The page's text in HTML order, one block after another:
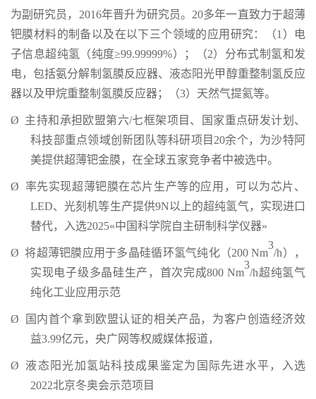
为副研究员，2016年晋升为研究员。20多年一直致力于超薄
钯膜材料的制备以及在以下三个领域的应用研究：（1）电
子信息超纯氢（纯度≥99.99999%）；（2）分布式制氢和发
电，包括氨分解制氢膜反应器、液态阳光甲醇重整制氢反应
器以及甲烷重整制氢膜反应器；（3）天然气提氦等。
Ø 主持和承担欧盟第六/七框架项目、国家重点研发计划、
科技部重点领域创新团队等科研项目20余个，为沙特阿
美提供超薄钯金膜，在全球五家竞争者中被选中。
Ø 率先实现超薄钯膜在芯片生产等的应用，可以为芯片、
LED、光刻机等生产提供9N以上的超纯氢气，实现进口
替代，入选2025«中国科学院自主研制科学仪器»
Ø 将超薄钯膜应用于多晶硅循环氢气纯化（200 Nm
3
/h），
实现电子级多晶硅生产，首次完成800 Nm
3
/h超纯氢气
纯化工业应用示范
Ø
国内首个拿到欧盟认证的相关产品，为客户创造经济效
益3.99亿元，央广网等权威媒体报道，
Ø 液态阳光加氢站科技成果鉴定为国际先进水平，入选
2022北京冬奥会示范项目